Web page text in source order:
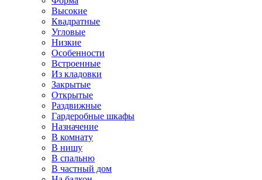
Высокие
Квадратные
Угловые
Низкие
Особенности
Встроенные
Из кладовки
Закрытые
Открытые
Раздвижные
Гардеробные шкафы
Назначение
В комнату
В нишу
В спальню
В частный дом